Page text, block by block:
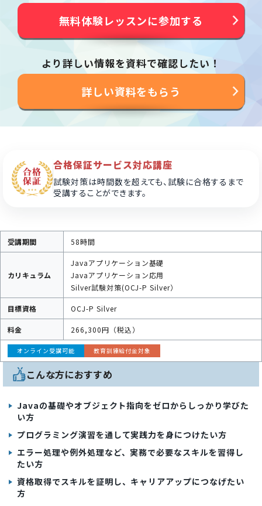
無料体験レッスンに参加する
より詳しい情報を資料で確認したい！
詳しい資料をもらう
合格保証サービス対応講座
試験対策は時間数を超えても、試験に合格するまで
受講することができます。
受講期間 58時間
カリキュラム
Javaアプリケーション基礎
Javaアプリケーション応用
Silver試験対策(OCJ-P Silver）
目標資格 OCJ-P Silver
料金 266,300円（税込）
オンライン受講可能 教育訓練給付金対象
こんな方におすすめ
Javaの基礎やオブジェクト指向をゼロからしっかり学びた
い方
プログラミング演習を通して実践力を身につけたい方
エラー処理や例外処理など、実務で必要なスキルを習得し
たい方
資格取得でスキルを証明し、キャリアアップにつなげたい
方